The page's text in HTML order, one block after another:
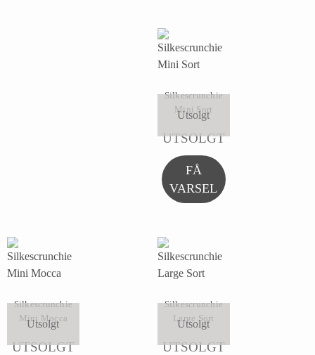
Utsolgt
Silkescrunchie
Mini Sort
UTSOLGT
FÅ
VARSEL
Utsolgt
Silkescrunchie
Mini Mocca
UTSOLGT
Utsolgt
Silkescrunchie
Large Sort
UTSOLGT